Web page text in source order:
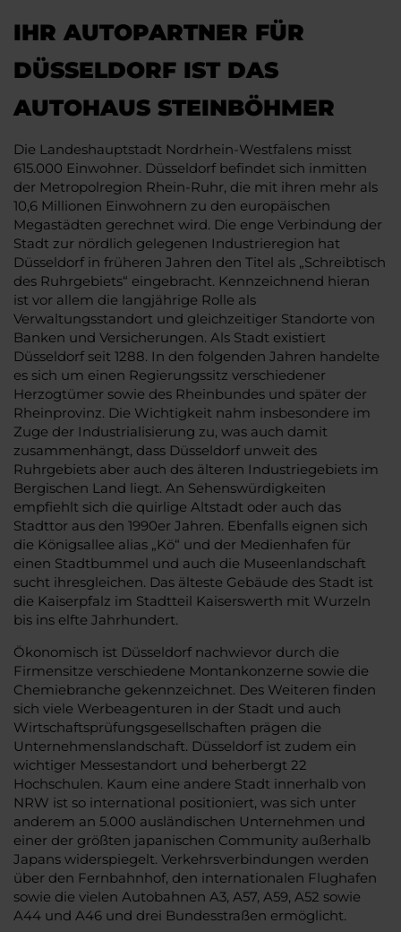
IHR AUTOPARTNER FÜR
DÜSSELDORF IST DAS
AUTOHAUS STEINBÖHMER
Die Landeshauptstadt Nordrhein-Westfalens misst
615.000 Einwohner. Düsseldorf befindet sich inmitten
der Metropolregion Rhein-Ruhr, die mit ihren mehr als
10,6 Millionen Einwohnern zu den europäischen
Megastädten gerechnet wird. Die enge Verbindung der
Stadt zur nördlich gelegenen Industrieregion hat
Düsseldorf in früheren Jahren den Titel als „Schreibtisch
des Ruhrgebiets“ eingebracht. Kennzeichnend hieran
ist vor allem die langjährige Rolle als
Verwaltungsstandort und gleichzeitiger Standorte von
Banken und Versicherungen. Als Stadt existiert
Düsseldorf seit 1288. In den folgenden Jahren handelte
es sich um einen Regierungssitz verschiedener
Herzogtümer sowie des Rheinbundes und später der
Rheinprovinz. Die Wichtigkeit nahm insbesondere im
Zuge der Industrialisierung zu, was auch damit
zusammenhängt, dass Düsseldorf unweit des
Ruhrgebiets aber auch des älteren Industriegebiets im
Bergischen Land liegt. An Sehenswürdigkeiten
empfiehlt sich die quirlige Altstadt oder auch das
Stadttor aus den 1990er Jahren. Ebenfalls eignen sich
die Königsallee alias „Kö“ und der Medienhafen für
einen Stadtbummel und auch die Museenlandschaft
sucht ihresgleichen. Das älteste Gebäude des Stadt ist
die Kaiserpfalz im Stadtteil Kaiserswerth mit Wurzeln
bis ins elfte Jahrhundert.
Ökonomisch ist Düsseldorf nachwievor durch die
Firmensitze verschiedene Montankonzerne sowie die
Chemiebranche gekennzeichnet. Des Weiteren finden
sich viele Werbeagenturen in der Stadt und auch
Wirtschaftsprüfungsgesellschaften prägen die
Unternehmenslandschaft. Düsseldorf ist zudem ein
wichtiger Messestandort und beherbergt 22
Hochschulen. Kaum eine andere Stadt innerhalb von
NRW ist so international positioniert, was sich unter
anderem an 5.000 ausländischen Unternehmen und
einer der größten japanischen Community außerhalb
Japans widerspiegelt. Verkehrsverbindungen werden
über den Fernbahnhof, den internationalen Flughafen
sowie die vielen Autobahnen A3, A57, A59, A52 sowie
A44 und A46 und drei Bundesstraßen ermöglicht.